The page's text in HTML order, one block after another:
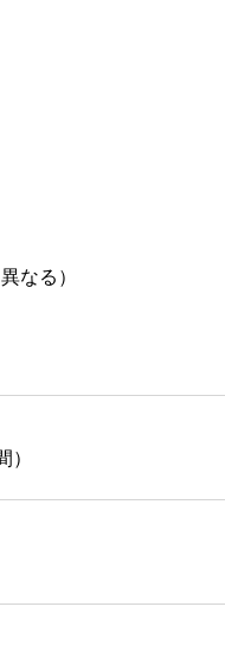
なる）